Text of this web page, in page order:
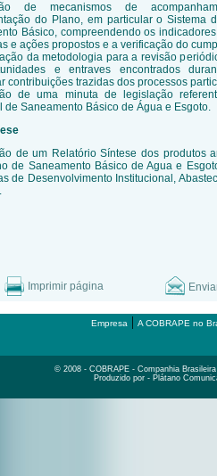
de mecanismos de
do Plano, em particular o Sistema
Básico, compreendendo os
e ações propostos e a verificação do
da metodologia para a revisão
e entraves encontrados
contribuições trazidas dos processos
de uma minuta de legislação
de Saneamento Básico de Água e Esgoto.
de um Relatório Síntese dos produtos
de Saneamento Básico de Agua e
de Desenvolvimento Institucional,
Imprimir página
Empresa | A COBRAPE no
© 2008 - COBRAPE - Companhia
Produzido por - Plátano